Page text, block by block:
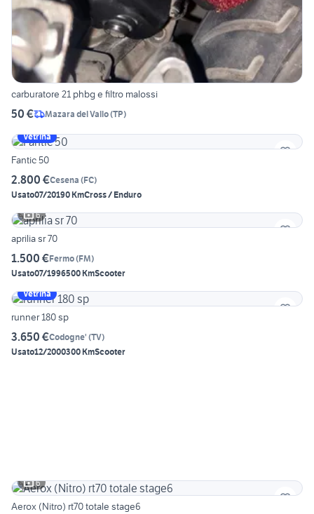
carburatore 21 phbg e filtro malossi
50 € Mazara del Vallo(TP)
Vetrina
Fantic 50
2.800 €Cesena (FC)
Usato07/20190 KmCross / Enduro
6
aprilia sr 70
1.500 €Fermo(FM)
Usato07/1996500 KmScooter
Vetrina
runner 180 sp
3.650 €Codogne' (TV)
Usato12/2000300 KmScooter
6
Aerox (Nitro) rt70 totale stage6